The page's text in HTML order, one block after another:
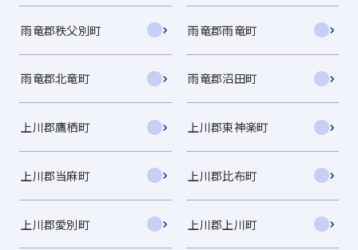
雨竜郡秩父別町 雨竜郡雨竜町
雨竜郡北竜町 雨竜郡沼田町
上川郡鷹栖町 上川郡東神楽町
上川郡当麻町 上川郡比布町
上川郡愛別町 上川郡上川町